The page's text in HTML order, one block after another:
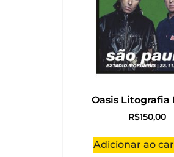
Oasis Litografia
R$150,00
Adicionar ao